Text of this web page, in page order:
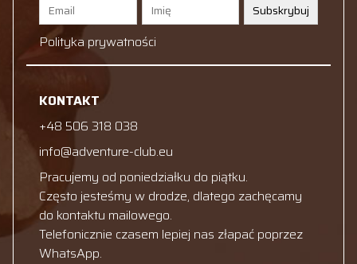
Subskrybuj
Polityka prywatności
KONTAKT
+48 506 318 038
info@adventure-club.eu
Pracujemy od poniedziałku do piątku.
Często jesteśmy w drodze, dlatego zachęcamy
do kontaktu mailowego.
Telefonicznie czasem lepiej nas złapać poprzez
WhatsApp.